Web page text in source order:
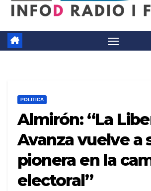
POLITICA
Almirón: “La
Avanza vuelve a
pionera en la
electoral”